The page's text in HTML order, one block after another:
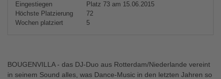
Eingestiegen
Platz 73 am 15.06.2015
Höchste Platzierung
72
Wochen platziert
5
BOUGENVILLA - das DJ-Duo aus Rotterdam/Niederlande vereint
in seinem Sound alles, was Dance-Music in den letzten Jahren so